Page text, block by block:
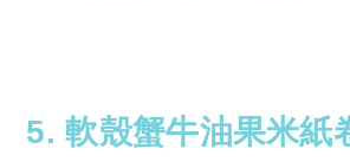
5. 軟殼蟹牛油果米紙